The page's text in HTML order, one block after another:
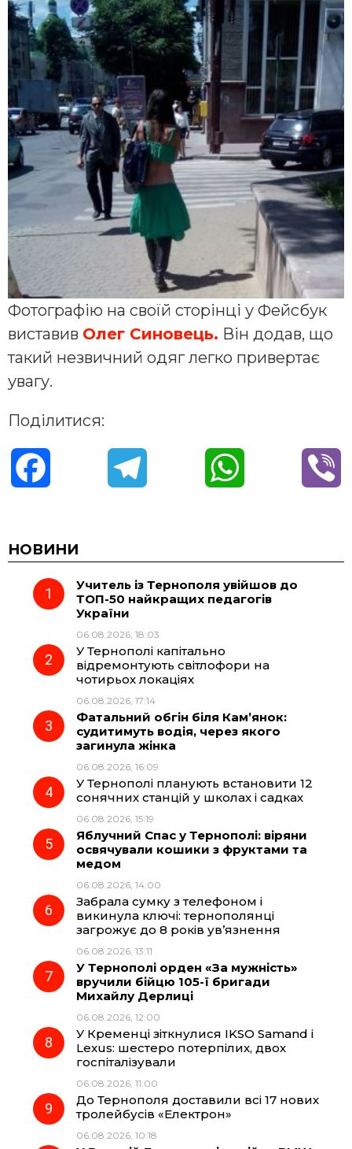
Фотографію на своїй сторінці у Фейсбук
виставив Олег Синовець. Він додав, що
такий незвичний одяг легко привертає
увагу.
Поділитися:
c
e
o
k
e
r
a
m
t
A
НОВИНИ
Учитель із Тернополя увійшов до
ТОП-50 найкращих педагогів
України
06.08.2026, 18:03
У Тернополі капітально
відремонтують світлофори на
чотирьох локаціях
06.08.2026, 17:14
Фатальний обгін біля Кам’янок:
судитимуть водія, через якого
загинула жінка
06.08.2026, 16:09
У Тернополі планують встановити 12
сонячних станцій у школах і садках
06.08.2026, 15:19
Яблучний Спас у Тернополі: віряни
освячували кошики з фруктами та
медом
06.08.2026, 14:00
Забрала сумку з телефоном і
викинула ключі: тернополянці
загрожує до 8 років ув’язнення
06.08.2026, 13:11
У Тернополі орден «За мужність»
вручили бійцю 105-ї бригади
Михайлу Дерлиці
06.08.2026, 12:00
У Кременці зіткнулися IKSO Samand і
Lexus: шестеро потерпілих, двох
госпіталізували
06.08.2026, 11:00
До Тернополя доставили всі 17 нових
тролейбусів «Електрон»
06.08.2026, 10:18